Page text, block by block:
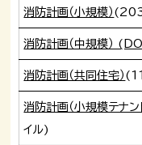
消防計画（小規模）
消防計画（中規模）
消防計画（共同住宅）
消防計画（小規模テナン
イル)